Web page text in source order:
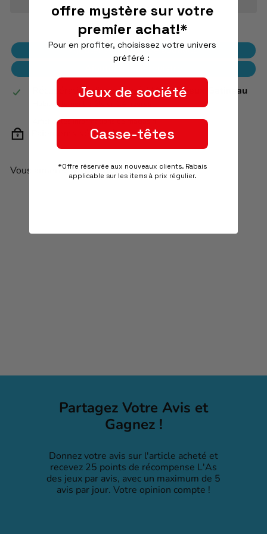
Ajouter à ma liste de souhaits
Récupération disponible àL'As des jeux Gatineau
Habituellement prête en 24 heures
Afficher les informations de magasin
Paiements sécurisés
Vous aimerez peut-être aussi...
Partagez Votre Avis et
Gagnez !
Donnez votre avis sur l'article acheté et
recevez 25 points de récompense L'As
des jeux par avis, avec un maximum de 5
avis par jour. Votre opinion compte !
offre mystère sur votre
premier achat!*
Pour en profiter, choisissez votre univers
préféré :
Jeux de société
Casse-têtes
*Offre réservée aux nouveaux clients. Rabais
applicable sur les items à prix régulier.